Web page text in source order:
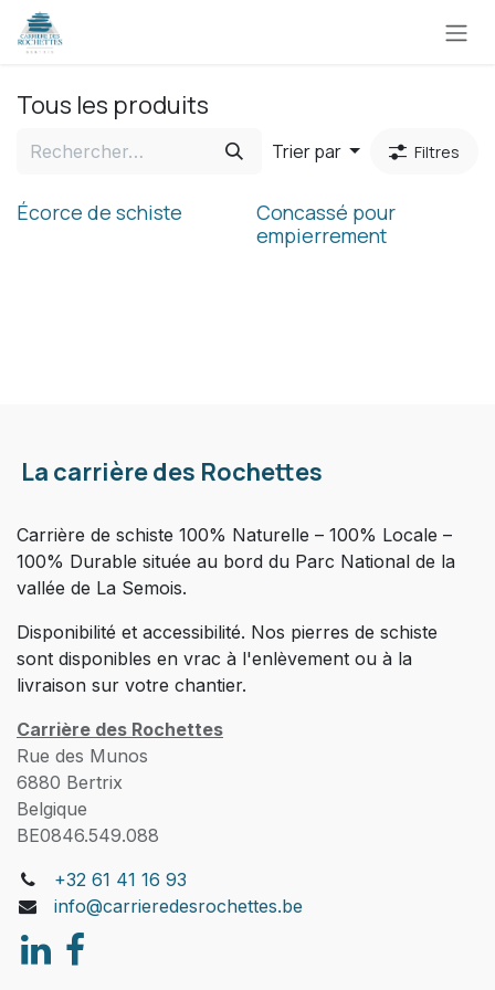
Se rendre au contenu
Tous les produits
Trier par Filtres
Écorce de schiste
Concassé pour
empierrement
La carrière des Rochettes
Carrière de schiste 100% Naturelle – 100% Locale –
100% Durable située au bord du Parc National de la
vallée de La Semois.
Disponibilité et accessibilité. Nos pierres de schiste
sont disponibles en vrac à l'enlèvement ou à la
livraison sur votre chantier.
Carrière des Rochettes
Rue des Munos
6880 Bertrix
Belgique
BE0846.549.088
+32 61 41 16 93
info@carrieredesrochettes.be